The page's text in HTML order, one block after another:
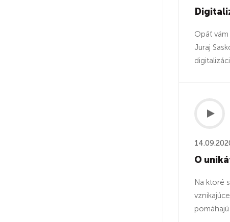
Opäť
Juraj
O
Na ktoré